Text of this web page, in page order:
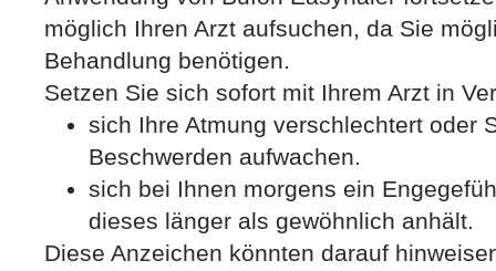
möglich Ihren Arzt aufsuchen, da Sie
Behandlung benötigen.
Setzen Sie sich sofort mit Ihrem Arzt in
sich Ihre Atmung verschlechtert oder
Beschwerden aufwachen.
sich bei Ihnen morgens ein
dieses länger als gewöhnlich anhält.
Diese Anzeichen könnten darauf